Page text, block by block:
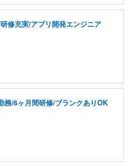
修充実/アプリ開発エンジニア
務/6ヶ月間研修/ブランクありOK